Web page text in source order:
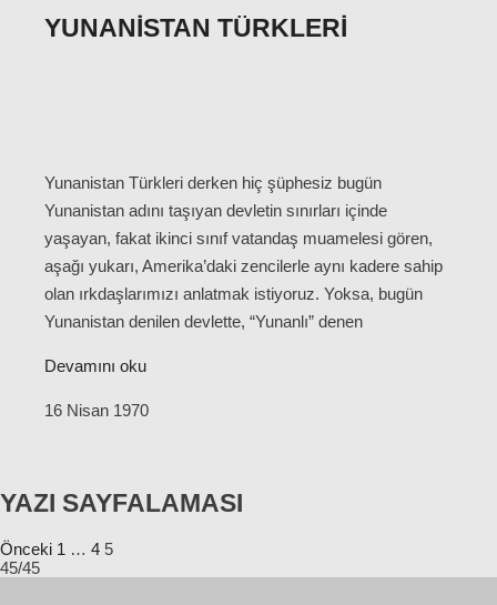
YUNANISTAN TÜRKLERI
Yunanistan Türkleri derken hiç şüphesiz bugün
Yunanistan adını taşıyan devletin sınırları içinde
yaşayan, fakat ikinci sınıf vatandaş muamelesi gören,
aşağı yukarı, Amerika’daki zencilerle aynı kadere sahip
olan ırkdaşlarımızı anlatmak istiyoruz. Yoksa, bugün
Yunanistan denilen devlette, “Yunanlı” denen
Devamını oku
16 Nisan 1970
YAZI SAYFALAMASI
Önceki 1 … 4 5
45/45